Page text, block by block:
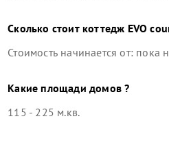
Сколько стоиткоттедж EVO
Стоимость начинается от: пока
Какие площади домов ?
115 - 225 м.кв.